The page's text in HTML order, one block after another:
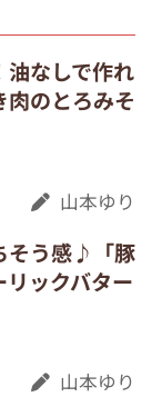
油なしで作れ
肉のとろみそ
山本ゆり
そう感♪「豚
ックバター
山本ゆり